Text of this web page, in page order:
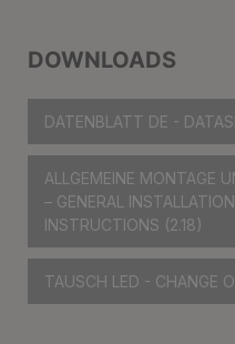
DOWNLOADS
DATENBLATT DE -
ALLGEMEINE MONTAGE
– GENERAL
INSTRUCTIONS (2.18)
TAUSCH LED - CHANGE